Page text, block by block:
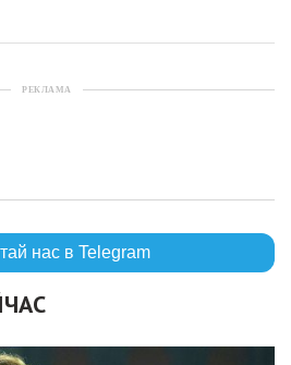
РЕКЛАМА
нас в Telegram